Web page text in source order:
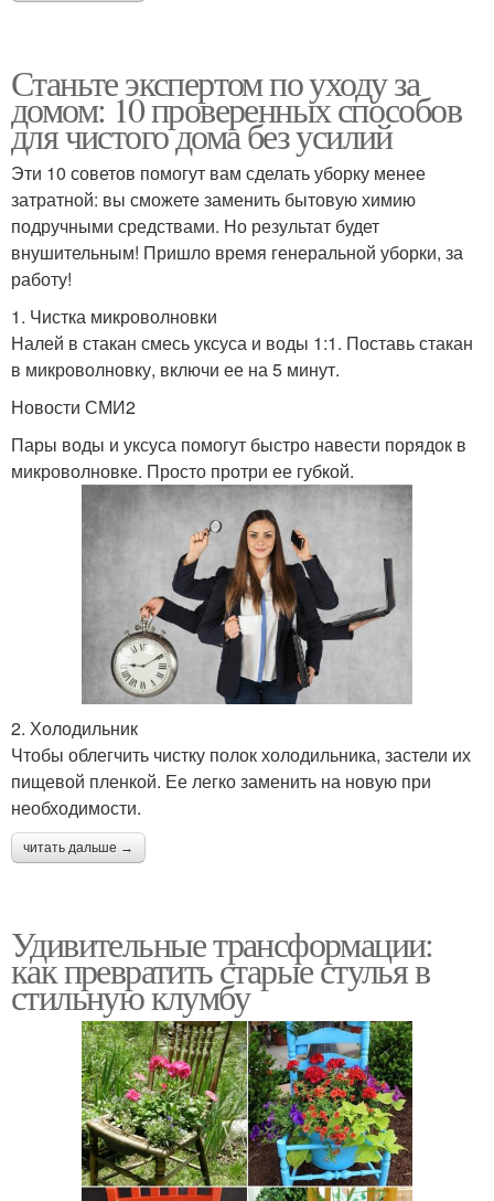
Станьте экспертом по уходу за
домом: 10 проверенных способов
для чистого дома без усилий
Эти 10 советов помогут вам сделать уборку менее
затратной: вы сможете заменить бытовую химию
подручными средствами. Но результат будет
внушительным! Пришло время генеральной уборки, за
работу!
1. Чистка микроволновки
Налей в стакан смесь уксуса и воды 1:1. Поставь стакан
в микроволновку, включи ее на 5 минут.
Новости СМИ2
Пары воды и уксуса помогут быстро навести порядок в
микроволновке. Просто протри ее губкой.
2. Холодильник
Чтобы облегчить чистку полок холодильника, застели их
пищевой пленкой. Ее легко заменить на новую при
необходимости.
читать дальше →
Удивительные трансформации:
как превратить старые стулья в
стильную клумбу